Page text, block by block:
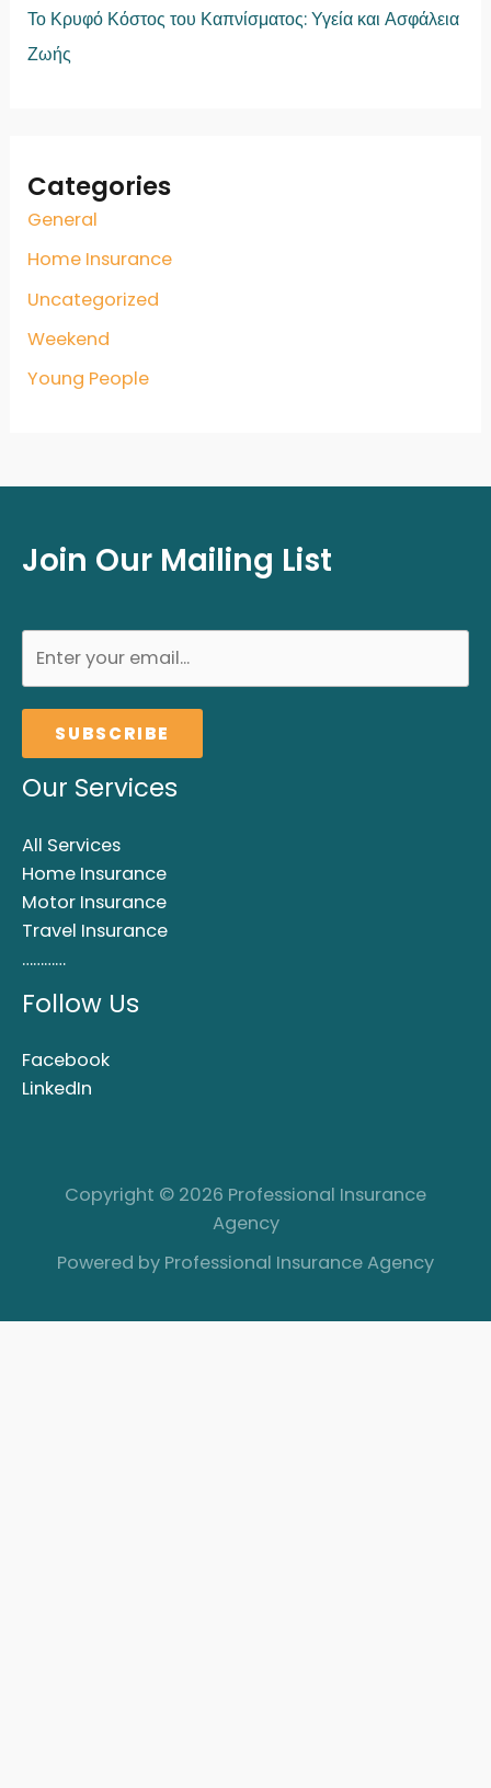
Το Κρυφό Κόστος του Καπνίσματος: Υγεία και Ασφάλεια
Ζωής
Categories
General
Home Insurance
Uncategorized
Weekend
Young People
Join Our Mailing List
SUBSCRIBE
Our Services
All Services
Home Insurance
Motor Insurance
Travel Insurance
…………
Follow Us
Facebook
LinkedIn
Copyright © 2026 Professional Insurance
Agency
Powered by Professional Insurance Agency